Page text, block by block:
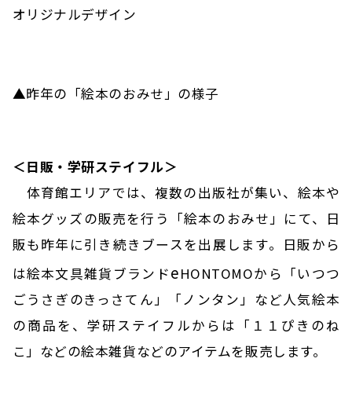
オリジナルデザイン
▲昨年の「絵本のおみせ」の様子
＜日販・学研ステイフル＞
体育館エリアでは、複数の出版社が集い、絵本や
絵本グッズの販売を行う「絵本のおみせ」にて、日
販も昨年に引き続きブースを出展します。日販から
は絵本文具雑貨ブランドeHONTOMOから「いつつ
ごうさぎのきっさてん」「ノンタン」など人気絵本
の商品を、学研ステイフルからは「１１ぴきのね
こ」などの絵本雑貨などのアイテムを販売します。